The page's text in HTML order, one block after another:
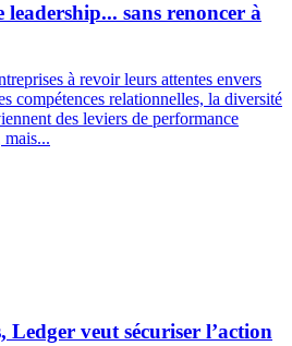
sans renoncer à
à revoir leurs attentes envers
compétences relationnelles, la diversité
des leviers de performance
Ledger veut sécuriser l’action